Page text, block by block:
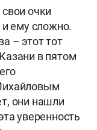
очки
и ему сложно.
– этот тот
в пятом
они нашли
уверенность